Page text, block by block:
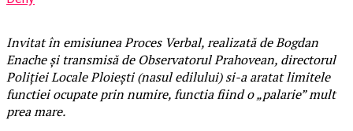
Invitat în emisiunea Proces Verbal, realizată de Bogdan
Enache și transmisă de Observatorul Prahovean, directorul
Poliției Locale Ploiești (nasul edilului) si-a aratat limitele
functiei ocupate prin numire, functia fiind o „palarie” mult
prea mare.